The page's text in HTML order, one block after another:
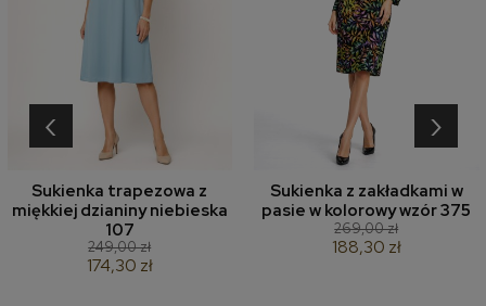
Sukienka trapezowa z
miękkiej dzianiny niebieska
107
249,00 zł
174,30 zł
Sukienka z zakładkami w
pasie w kolorowy wzór 375
269,00 zł
188,30 zł
‹ ›